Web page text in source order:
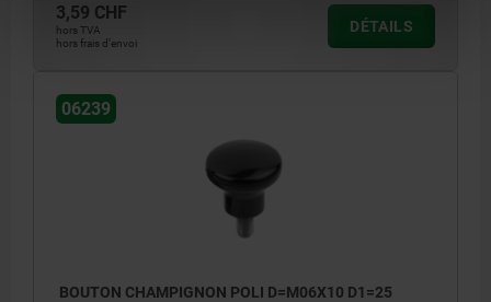
3,59 CHF
hors TVA
hors frais d’envoi
DÉTAILS
06239
BOUTON CHAMPIGNON POLI D=M06X10 D1=25